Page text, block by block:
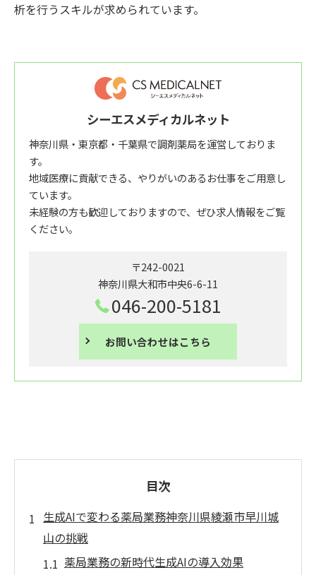
析を行うスキルが求められています。
シーエスメディカルネット
神奈川県・東京都・千葉県で調剤薬局を運営しておりま
す。
地域医療に貢献できる、やりがいのあるお仕事をご用意し
ています。
未経験の方も歓迎しておりますので、ぜひ求人情報をご覧
ください。
〒242-0021
神奈川県大和市中央6-6-11
046-200-5181
お問い合わせはこちら
目次
生成AIで変わる薬局業務神奈川県綾瀬市早川城
山の挑戦
薬局業務の新時代生成AIの導入効果